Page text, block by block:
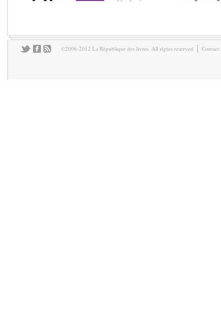
©2006-2012 La République des livres. All rights reserved Contact